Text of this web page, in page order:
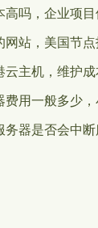
吗，企业项
站，美国节点
主机，维护成
用一般多少
器是否会中断